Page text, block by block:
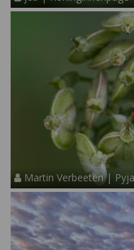
Martin Verbeeten |